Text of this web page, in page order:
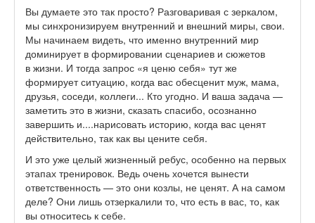
Вы думаете это так просто? Разговаривая с зеркалом,
мы синхронизируем внутренний и внешний миры, свои.
Мы начинаем видеть, что именно внутренний мир
доминирует в формировании сценариев и сюжетов
в жизни. И тогда запрос «я ценю себя» тут же
формирует ситуацию, когда вас обесценит муж, мама,
друзья, соседи, коллеги... Кто угодно. И ваша задача —
заметить это в жизни, сказать спасибо, осознанно
завершить и....нарисовать историю, когда вас ценят
действительно, так как вы цените себя.
И это уже целый жизненный ребус, особенно на первых
этапах тренировок. Ведь очень хочется вынести
ответственность — это они козлы, не ценят. А на самом
деле? Они лишь отзеркалили то, что есть в вас, то, как
вы относитесь к себе.